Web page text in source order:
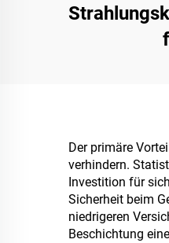
Der primäre
verhindern.
Investition für
Sicherheit beim
niedrigeren
Beschichtung